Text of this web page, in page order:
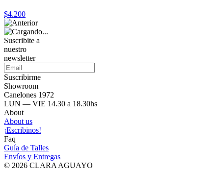
$4.200
Suscribite a
nuestro
newsletter
Suscribirme
Showroom
Canelones 1972
LUN — VIE 14.30 a 18.30hs
About
About us
¡Escribinos!
Faq
Guía de Talles
Envíos y Entregas
© 2026 CLARA AGUAYO